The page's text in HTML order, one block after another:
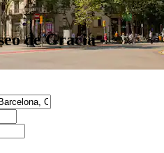
de Gracia -